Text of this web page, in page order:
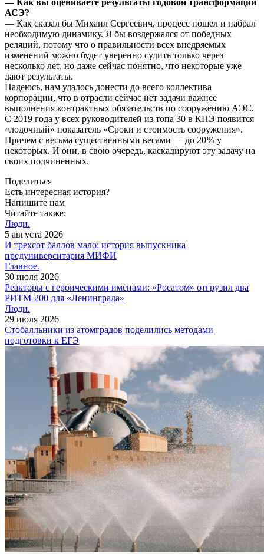
— Как вы оцениваете результаты годовой трансформации
АСЭ?
— Как сказал бы Михаил Сергеевич, процесс пошел и набрал
необходимую динамику. Я бы воздержался от победных
реляций, потому что о правильности всех внедряемых
изменений можно будет уверенно судить только через
несколько лет, но даже сейчас понятно, что некоторые уже
дают результаты.
Надеюсь, нам удалось донести до всего коллектива
корпорации, что в отрасли сейчас нет задачи важнее
выполнения контрактных обязательств по сооружению АЭС.
С 2019 года у всех руководителей из топа 30 в КПЭ появится
«лодочный» показатель «Сроки и стоимость сооружения».
Причем с весьма существенными весами — до 20 % у
некоторых. И они, в свою очередь, каскадируют эту задачу на
своих подчиненных.
Поделиться
Есть интересная история?
Напишите нам
Читайте также:
Люди.
5 августа 2026
И трехсот баллов мало: история выпускника
предуниверситария МИФИ
Главное.
30 июля 2026
Реакторы с героическими именами: «Росатом» отгрузил два
РИТМ-200 для «Ленинграда»
Люди.
29 июля 2026
Cтобалльники из атомградов поделились методами
подготовки к ЕГЭ